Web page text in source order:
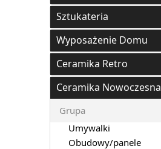
Sztukateria
Wyposażenie Domu
Ceramika Retro
Ceramika Nowoczesna
Grupa
Umywalki
Obudowy/panele